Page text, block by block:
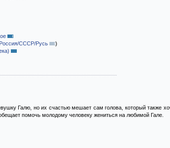
Россия/СССР/Русь
)
Галю, но их счастью мешает сам голова, который также
помочь молодому человеку жениться на любимой Гале.